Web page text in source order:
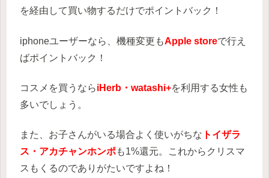
を経由して買い物するだけでポイントバック！
iphoneユーザーなら、機種変更もApple storeで行え
ばポイントバック！
コスメを買うならiHerb・watashi+を利用する女性も
多いでしょう。
また、お子さんがいる場合よく使いがちな トイザラ
ス・アカチャンホンポも1%還元。これからクリスマ
スもくるのでありがたいですよね！